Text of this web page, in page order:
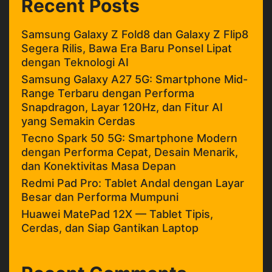
Recent Posts
Samsung Galaxy Z Fold8 dan Galaxy Z Flip8
Segera Rilis, Bawa Era Baru Ponsel Lipat
dengan Teknologi AI
Samsung Galaxy A27 5G: Smartphone Mid-
Range Terbaru dengan Performa
Snapdragon, Layar 120Hz, dan Fitur AI
yang Semakin Cerdas
Tecno Spark 50 5G: Smartphone Modern
dengan Performa Cepat, Desain Menarik,
dan Konektivitas Masa Depan
Redmi Pad Pro: Tablet Andal dengan Layar
Besar dan Performa Mumpuni
Huawei MatePad 12X — Tablet Tipis,
Cerdas, dan Siap Gantikan Laptop